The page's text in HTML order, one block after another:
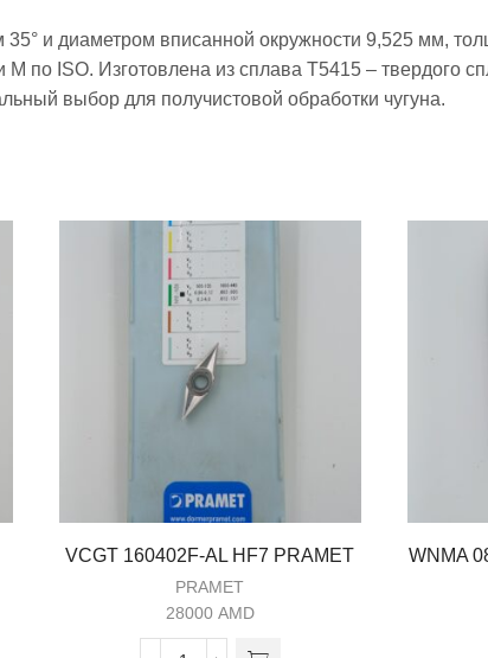
и диаметром вписанной окружности 9,525 мм,
по ISO. Изготовлена ​​из сплава T5415 – твердого
выбор для получистовой обработки чугуна.
VCGT 160402F-AL HF7 PRAMET
PRAMET
28000 AMD
WNMA